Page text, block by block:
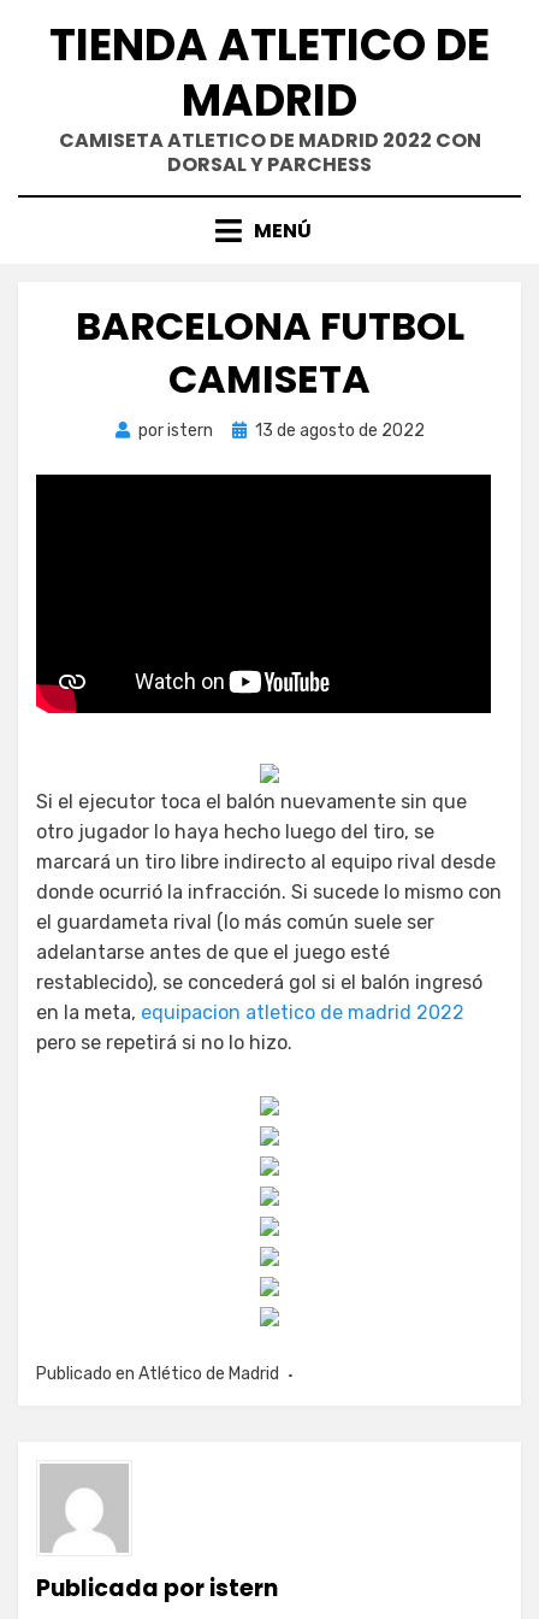
TIENDA ATLETICO DE
MADRID
CAMISETA ATLETICO DE MADRID 2022 CON
DORSAL Y PARCHESS
MENÚ
BARCELONA FUTBOL
CAMISETA
poristern
Publicada
13 de agosto de 2022
Si el ejecutor toca el balón nuevamente sin que
otro jugador lo haya hecho luego del tiro, se
marcará un tiro libre indirecto al equipo rival desde
donde ocurrió la infracción. Si sucede lo mismo con
el guardameta rival (lo más común suele ser
adelantarse antes de que el juego esté
restablecido), se concederá gol si el balón ingresó
en la meta, equipacion atletico de madrid 2022
pero se repetirá si no lo hizo.
Publicado en Atlético de Madrid
Publicada poristern